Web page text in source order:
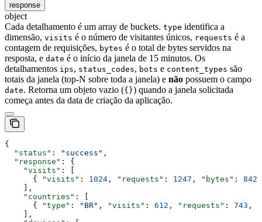
response
object
Cada detalhamento é um array de buckets. type identifica a
dimensão, visits é o número de visitantes únicos, requests é a
contagem de requisições, bytes é o total de bytes servidos na
resposta, e date é o início da janela de 15 minutos. Os
detalhamentos ips, status_codes, bots e content_types são
totais da janela (top-N sobre toda a janela) e não possuem o campo
date. Retorna um objeto vazio ({}) quando a janela solicitada
começa antes da data de criação da aplicação.
{
  "status"
: "success" ,
  "response"
: {
    "visits"
: [
      {
"visits" : 1024 , "requests" : 1247 , "bytes" :
    ],
    "countries"
: [
      {
"type" : "BR" , "visits" : 612 , "requests" : 743 ,
    ],